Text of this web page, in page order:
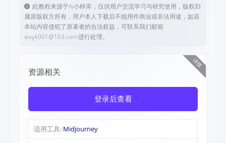
此教程来源于Ai小样库，仅供用户交流学习与研究使用，版权归
属原版权方所有，用户本人下载后不能用作商业或非法用途，如若
本站内容侵犯了原著者的合法权益，可联系我们邮箱
aixyk001@163.com进行处理。
详情
资源相关
登录后查看
适用工具: Midjourney